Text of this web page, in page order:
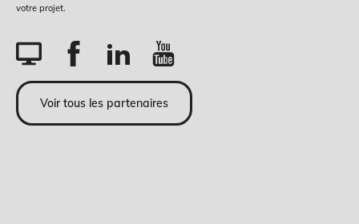
votre projet.
Voir tous les partenaires